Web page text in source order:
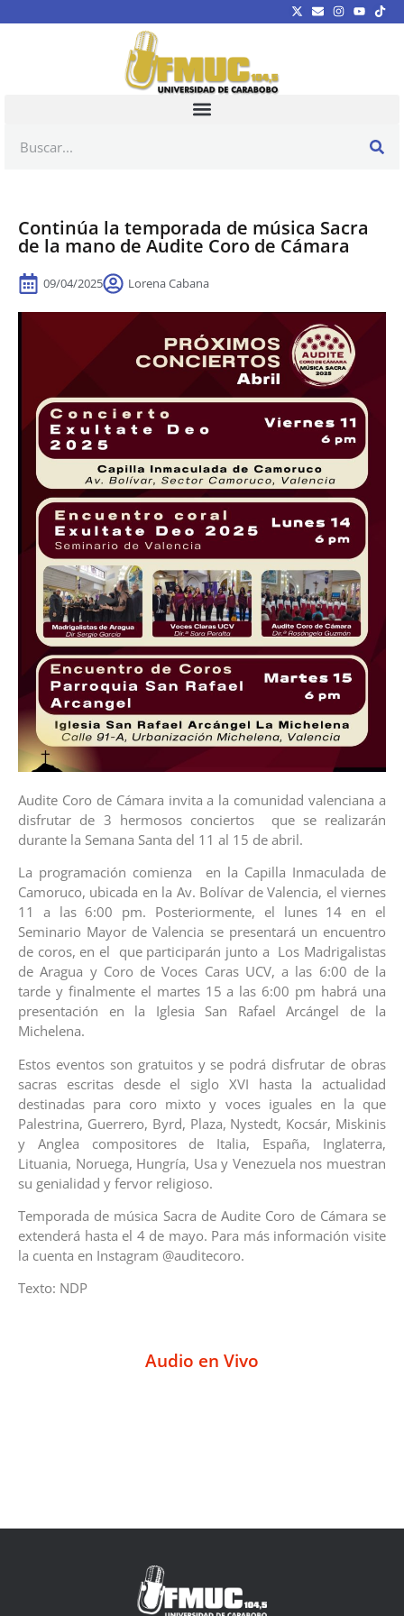
Continúa la temporada de música Sacra
de la mano de Audite Coro de Cámara
09/04/2025 Lorena Cabana
Audite Coro de Cámara invita a la comunidad valenciana a
disfrutar de 3 hermosos conciertos que se realizarán
durante la Semana Santa del 11 al 15 de abril.
La programación comienza en la Capilla Inmaculada de
Camoruco, ubicada en la Av. Bolívar de Valencia, el viernes
11 a las 6:00 pm. Posteriormente, el lunes 14 en el
Seminario Mayor de Valencia se presentará un encuentro
de coros, en el que participarán junto a Los Madrigalistas
de Aragua y Coro de Voces Caras UCV, a las 6:00 de la
tarde y finalmente el martes 15 a las 6:00 pm habrá una
presentación en la Iglesia San Rafael Arcángel de la
Michelena.
Estos eventos son gratuitos y se podrá disfrutar de obras
sacras escritas desde el siglo XVI hasta la actualidad
destinadas para coro mixto y voces iguales en la que
Palestrina, Guerrero, Byrd, Plaza, Nystedt, Kocsár, Miskinis
y Anglea compositores de Italia, España, Inglaterra,
Lituania, Noruega, Hungría, Usa y Venezuela nos muestran
su genialidad y fervor religioso.
Temporada de música Sacra de Audite Coro de Cámara se
extenderá hasta el 4 de mayo. Para más información visite
la cuenta en Instagram @auditecoro.
Texto: NDP
Audio en Vivo